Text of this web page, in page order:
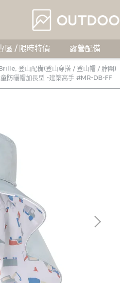
區 / 限時特價 露營配備
, 登山配備(登山穿搭 / 登山帽 / 脖圍)
防曬帽加長型 -建築高手 #MR-DB-FF